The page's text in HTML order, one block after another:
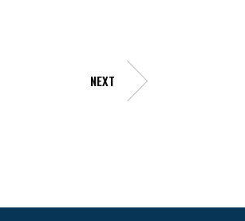
NEXT